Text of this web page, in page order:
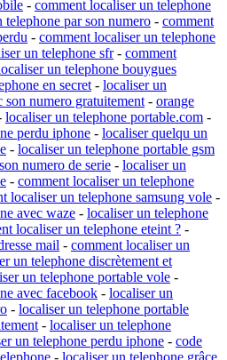
- comment localiser un telephone
telephone par son numero - comment
- comment localiser un telephone
un telephone sfr- comment
un telephone bouygues
en secret - localiser un
son numero gratuitement - orange
localiser un telephone portable.com -
perdu iphone - localiser quelqu un
- localiser un telephone portable gsm
numero de serie - localiser un
- comment localiser un telephone
localiser un telephone samsung vole -
avec waze - localiser un telephone
localiser un telephone eteint ? -
mail - comment localiser un
un telephone discrètement et
un telephone portable vole -
avec facebook - localiser un
- localiser un telephone portable
- localiser un telephone
un telephone perdu iphone - code
- localiser un telephone grâce